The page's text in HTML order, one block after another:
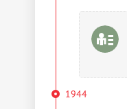
1944